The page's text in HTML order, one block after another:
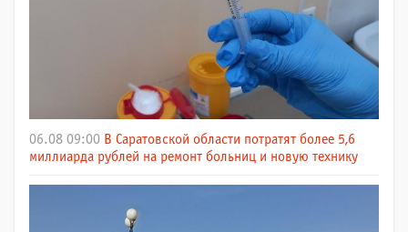
06.08 09:00 В Саратовской области потратят более 5,6
миллиарда рублей на ремонт больниц и новую технику